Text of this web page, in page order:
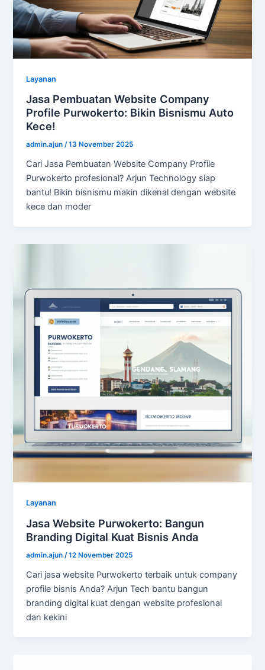
Layanan
Jasa Pembuatan Website Company
Profile Purwokerto: Bikin Bisnismu Auto
Kece!
admin.ajun/13 November 2025
Cari Jasa Pembuatan Website Company Profile
Purwokerto profesional? Arjun Technology siap
bantu! Bikin bisnismu makin dikenal dengan website
kece dan moder
Layanan
Jasa Website Purwokerto: Bangun
Branding Digital Kuat Bisnis Anda
admin.ajun /12 November 2025
Cari jasa website Purwokerto terbaik untuk company
profile bisnis Anda? Arjun Tech bantu bangun
branding digital kuat dengan website profesional
dan kekini